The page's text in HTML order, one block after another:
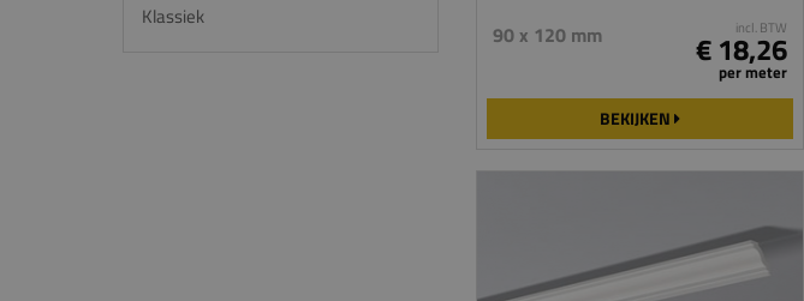
Klassiek
90 x 120 mm incl. BTW
€ 18,26
per meter
BEKIJKEN